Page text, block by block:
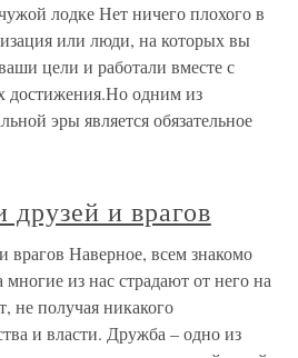
лодке Нет ничего плохого в
или люди, на которых вы
цели и работали вместе с
достижения.Но одним из
эры является обязательное
друзей и врагов
врагов Наверное, всем знакомо
многие из нас страдают от него на
не получая никакого
и власти. Дружба – одно из